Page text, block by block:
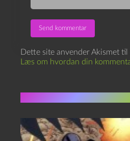
Dette site anvender Akismet til
Læs om hvordan din